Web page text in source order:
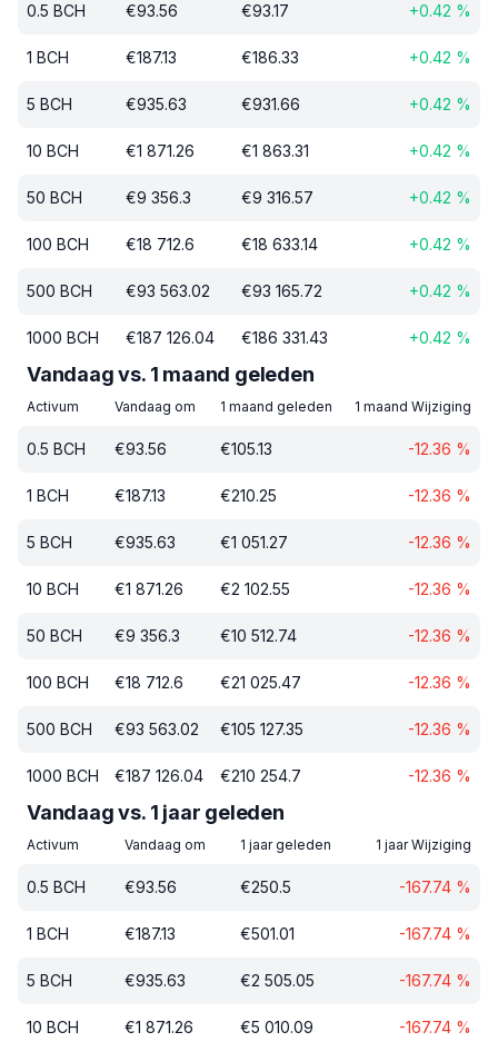
0.5 BCH €93.56 €93.17 +0.42 %
1 BCH €187.13 €186.33 +0.42 %
5 BCH €935.63 €931.66 +0.42 %
10 BCH €1 871.26 €1 863.31 +0.42 %
50 BCH €9 356.3 €9 316.57 +0.42 %
100 BCH €18 712.6 €18 633.14 +0.42 %
500 BCH €93 563.02 €93 165.72 +0.42 %
1000 BCH €187 126.04 €186 331.43 +0.42 %
Vandaag vs. 1 maand geleden
Activum Vandaag om 1 maand geleden 1 maand Wijziging
0.5 BCH €93.56 €105.13 -12.36 %
1 BCH €187.13 €210.25 -12.36 %
5 BCH €935.63 €1 051.27 -12.36 %
10 BCH €1 871.26 €2 102.55 -12.36 %
50 BCH €9 356.3 €10 512.74 -12.36 %
100 BCH €18 712.6 €21 025.47 -12.36 %
500 BCH €93 563.02 €105 127.35 -12.36 %
1000 BCH €187 126.04 €210 254.7 -12.36 %
Vandaag vs. 1 jaar geleden
Activum Vandaag om 1 jaar geleden 1 jaar Wijziging
0.5 BCH €93.56 €250.5 -167.74 %
1 BCH €187.13 €501.01 -167.74 %
5 BCH €935.63 €2 505.05 -167.74 %
10 BCH €1 871.26 €5 010.09 -167.74 %